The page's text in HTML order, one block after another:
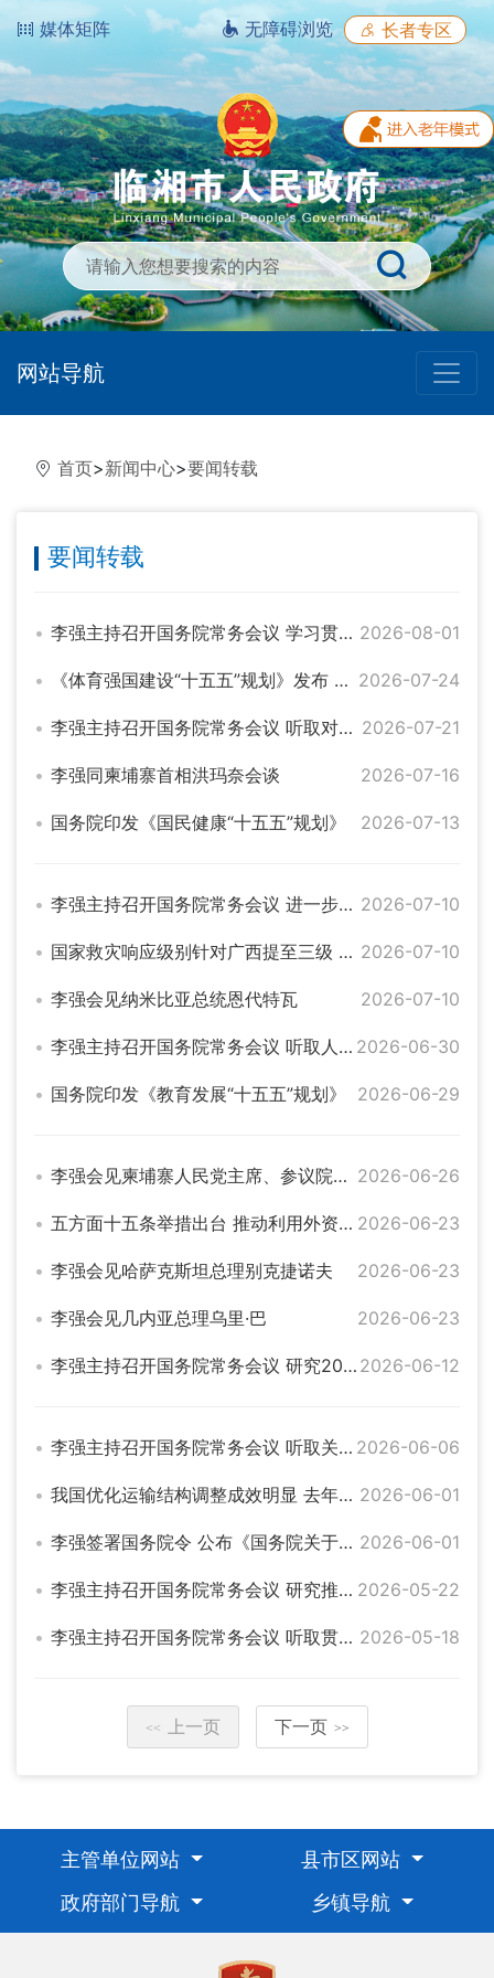
媒体矩阵 无障碍浏览 长者专区
网站导航
首页>新闻中心>要闻转载
要闻转载
李强主持召开国务院常务会议 学习贯彻习近平总书记关于上半年经济形势和做好下半年经济工作的重要讲话精神 2026-08-01
《体育强国建设“十五五”规划》发布 系统部署体育高质量发展 2026-07-24
李强主持召开国务院常务会议 听取对服务业扩能提质和“六张网”规划建设督查情况汇报等 2026-07-21
李强同柬埔寨首相洪玛奈会谈 2026-07-16
国务院印发《国民健康“十五五”规划》 2026-07-13
李强主持召开国务院常务会议 进一步部署防汛抗洪救灾工作等 2026-07-10
国家救灾响应级别针对广西提至三级 相关部门持续部署重点地区防汛防台风工作 2026-07-10
李强会见纳米比亚总统恩代特瓦 2026-07-10
李强主持召开国务院常务会议 听取人工智能发展情况汇报等 2026-06-30
国务院印发《教育发展“十五五”规划》 2026-06-29
李强会见柬埔寨人民党主席、参议院主席洪森 2026-06-26
五方面十五条举措出台 推动利用外资固稳促优 2026-06-23
李强会见哈萨克斯坦总理别克捷诺夫 2026-06-23
李强会见几内亚总理乌里·巴 2026-06-23
李强主持召开国务院常务会议 研究2025年度中央预算执行和其他财政收支审计查出问题整改工作等 2026-06-12
李强主持召开国务院常务会议 听取关于做好就业工作汇报 审议通过《实施就业优先战略“十五五”规划》等 2026-06-06
我国优化运输结构调整成效明显 去年集装箱多式联运量同比增长超15% 2026-06-01
李强签署国务院令 公布《国务院关于对外投资的规定》 2026-06-01
李强主持召开国务院常务会议 研究推进全国统一大市场建设有关工作等 2026-05-22
李强主持召开国务院常务会议 听取贯彻落实中央城市工作会议部署和实施城市更新进展情况汇报等 2026-05-18
<< 上一页 下一页 >>
主管单位网站
县市区网站
政府部门导航
乡镇导航